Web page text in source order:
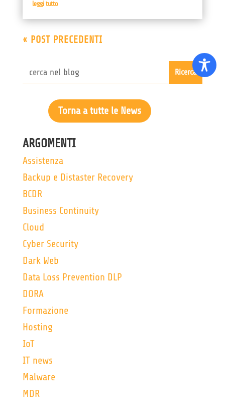
leggi tutto
« POST PRECEDENTI
Torna a tutte le News
ARGOMENTI
Assistenza
Backup e Distaster Recovery
BCDR
Business Continuity
Cloud
Cyber Security
Dark Web
Data Loss Prevention DLP
DORA
Formazione
Hosting
IoT
IT news
Malware
MDR